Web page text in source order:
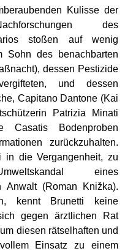
Kulisse der
des
stoßen auf wenig
Sohn des benachbarten
dessen Pestizide
und dessen
Capitano Dantone (Kai
Patrizia Minati
Casatis Bodenproben
zurückzuhalten.
in die Vergangenheit, zu
eines
Anwalt (Roman Knižka).
kennt Brunetti keine
gegen ärztlichen Rat
diesen rätselhaften und
Einsatz zu einem